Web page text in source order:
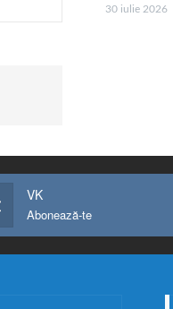
30 iulie 2026
VK
Abonează-te